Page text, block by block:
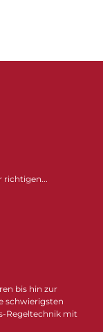
richtigen...
bis hin zur
schwierigsten
Regeltechnik mit